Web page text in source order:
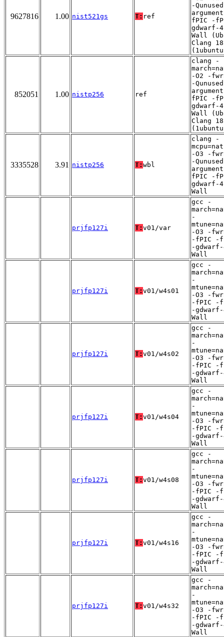
9627816 1.00 nist521gs T: ref
-
fPIC -
gdwarf-
Wall
Clang
852051 1.00 nistp256 ref
clang -
-O2 -
-
fPIC -
gdwarf-
Wall
Clang
3335528 3.91 nistp256 T: wbl
clang -
-O3 -
-
fPIC -
gdwarf-
Wall
prjfp127i T: v01/var
gcc -
-
-O3 -
-fPIC -
-
Wall
prjfp127i T: v01/w4s01
gcc -
-
-O3 -
-fPIC -
-
Wall
prjfp127i T: v01/w4s02
gcc -
-
-O3 -
-fPIC -
-
Wall
prjfp127i T: v01/w4s04
gcc -
-
-O3 -
-fPIC -
-
Wall
prjfp127i T: v01/w4s08
gcc -
-
-O3 -
-fPIC -
-
Wall
prjfp127i T: v01/w4s16
gcc -
-
-O3 -
-fPIC -
-
Wall
prjfp127i T: v01/w4s32
gcc -
-
-O3 -
-fPIC -
-
Wall